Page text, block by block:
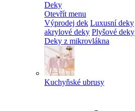
Deky
Otevřít menu
Výprodej dek Luxusní deky
akrylové deky Plyšové deky
Deky z mikrovlákna
Kuchyňské ubrusy